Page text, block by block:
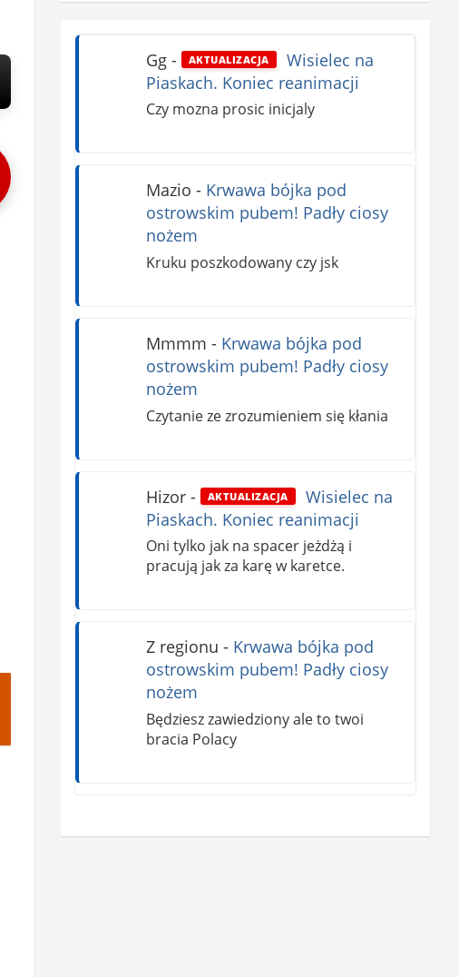
Gg- AKTUALIZACJA
Wisielec na
Piaskach. Koniec reanimacji
Czy mozna prosic inicjaly
Mazio - Krwawa bójka pod
ostrowskim pubem! Padły ciosy
nożem
Kruku poszkodowany czy jsk
Mmmm - Krwawa bójka pod
ostrowskim pubem! Padły ciosy
nożem
Czytanie ze zrozumieniem się kłania
Hizor- AKTUALIZACJA
Wisielec na
Piaskach. Koniec reanimacji
Oni tylko jak na spacer jeżdżą i
pracują jak za karę w karetce.
Z regionu - Krwawa bójka pod
ostrowskim pubem! Padły ciosy
nożem
Będziesz zawiedziony ale to twoi
bracia Polacy